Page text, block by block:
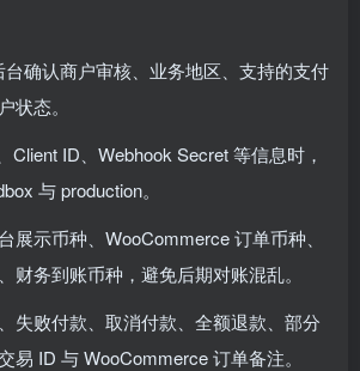
台确认商户审核、业务地区、支持的支付
状态。
Client ID、Webhook Secret 等信息时，
与 production。
展示币种、WooCommerce 订单币种、
财务到账币种，避免后期对账混乱。
失败付款、取消付款、全额退款、部分
易 ID 与 WooCommerce 订单备注。